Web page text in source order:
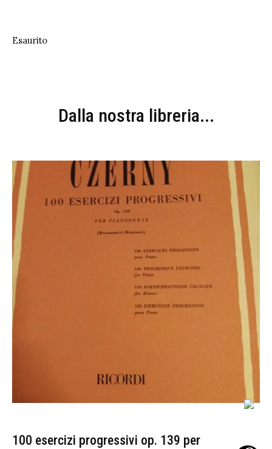
Esaurito
Dalla nostra libreria...
100 esercizi progressivi op. 139 per